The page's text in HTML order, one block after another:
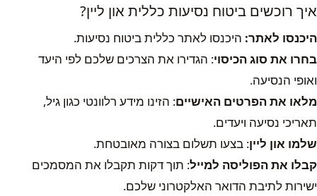
איך רוכשים ביטוח נסיעות כללית און ליין?
היכנסו לאתר: היכנסו לאתר כללית ביטוח נסיעות.
בחרו את סוג הכיסוי: הגדירו את הצרכים שלכם לפי היעד
ואופי הנסיעה.
מלאו את הפרטים האישיים: הזינו מידע רלוונטי כגון גיל,
תאריכי נסיעה ויעדים.
שלמו און ליין: בצעו תשלום בצורה מאובטחת.
קבלו את הפוליסה למייל: תוך דקות תקבלו את המסמכים
ישירות לתיבת הדואר האלקטרוני שלכם.